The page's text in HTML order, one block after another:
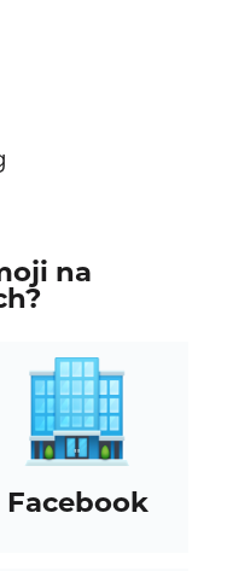
na
Facebook